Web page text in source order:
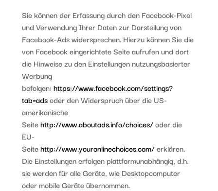
Sie können der Erfassung durch den Facebook-Pixel
und Verwendung Ihrer Daten zur Darstellung von
Facebook-Ads widersprechen. Hierzu können Sie die
von Facebook eingerichtete Seite aufrufen und dort
die Hinweise zu den Einstellungen nutzungsbasierter
Werbung
befolgen: https://www.facebook.com/settings?
tab=adsoder den Widerspruch über die US-
amerikanische
Seitehttp://www.aboutads.info/choices/oder die
EU-
Seitehttp://www.youronlinechoices.com/erklären.
Die Einstellungen erfolgen plattformunabhängig, d.h.
sie werden für alle Geräte, wie Desktopcomputer
oder mobile Geräte übernommen.